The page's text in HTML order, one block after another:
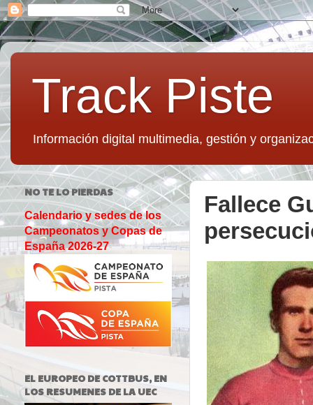
Track Piste
Información digital multimedia, gestión y
Fallece
NO TE LO PIERDAS
Calendario y sedes de los
Campeonatos y Copas de
España 2026-27
EL EUROPEO DE COTTBUS, EN
LOS RESUMENES DE LA UEC